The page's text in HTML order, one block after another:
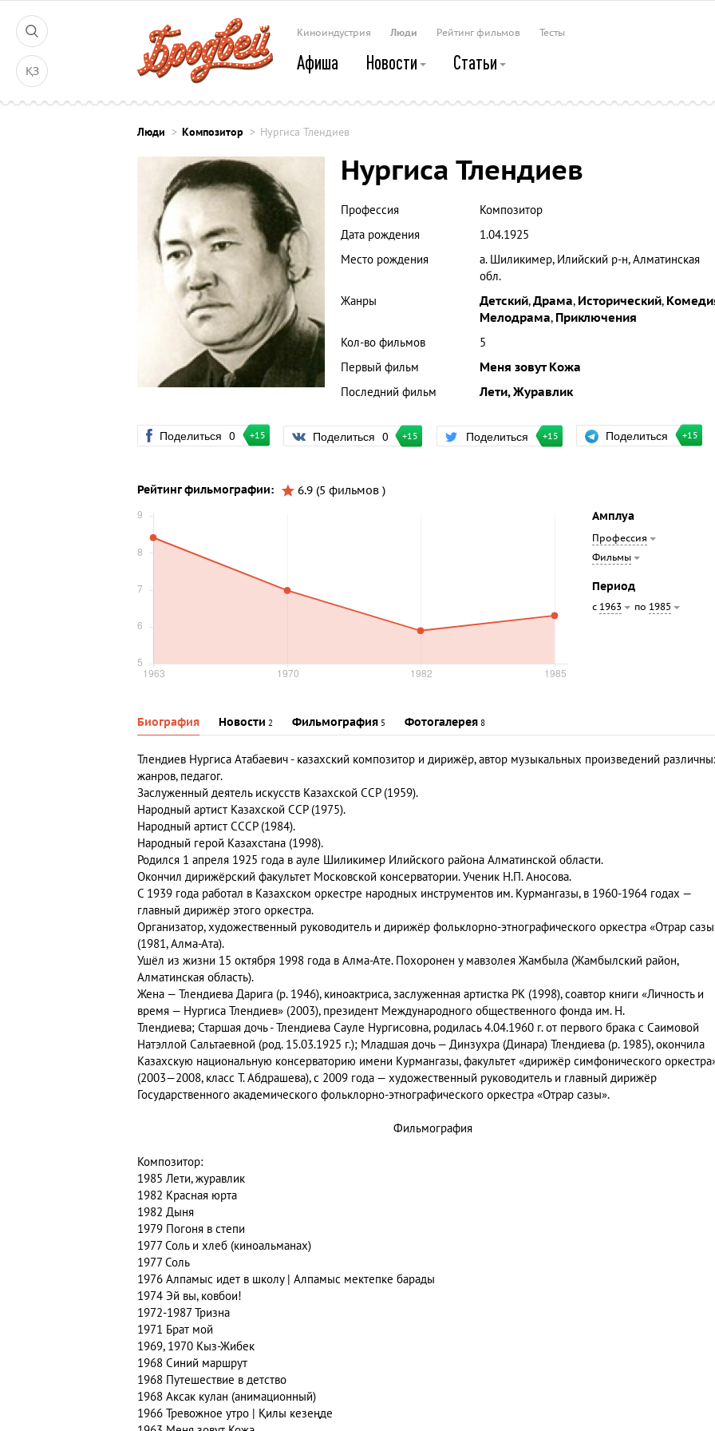
ҚЗ
Киноиндустрия Люди Рейтинг фильмов Тесты
Афиша Новости Статьи
Люди Композитор Нургиса Тлендиев
Нургиса Тлендиев
Профессия
Композитор
Дата рождения
1.04.1925
Место рождения
а. Шиликимер, Илийский р-н, Алматинская
обл.
Жанры
Детский,Драма, Исторический,
Мелодрама, Приключения
Кол-во фильмов
5
Первый фильм
Меня зовут Кожа
Последний фильм
Лети, Журавлик
Поделиться 0 +15 Поделиться 0 +15 Поделиться +15 Поделиться +15
Рейтинг фильмографии:
6.9 (5 фильмов )
Амплуа
Профессия
Фильмы
Период
с 1963 по 1985
Биография Новости 2 Фильмография 5 Фотогалерея 8
Тлендиев Нургиса Атабаевич- казахский композитор и дирижёр, автор музыкальных произведений
жанров, педагог.
Заслуженный деятель искусств Казахской ССР (1959).
Народный артист Казахской ССР (1975).
Народный артист СССР (1984).
Народный герой Казахстана (1998).
Родился 1 апреля 1925 года в ауле Шиликимер Илийского района Алматинской области.
Окончил дирижёрский факультет Московской консерватории. Ученик Н.П. Аносова.
С 1939 года работал в Казахском оркестре народных инструментов им. Курмангазы, в 1960-1964 годах —
главный дирижёр этого оркестра.
Организатор, художественный руководитель и дирижёр фольклорно-этнографического оркестра «Отрар
(1981, Алма-Ата).
Ушёл из жизни 15 октября 1998 года в Алма-Ате. Похоронен у мавзолея Жамбыла (Жамбылский район,
Алматинская область).
Жена — Тлендиева Дарига (р. 1946), киноактриса, заслуженная артистка РК (1998), соавтор книги «Личность и
время — Нургиса Тлендиев» (2003), президент Международного общественного фонда им. Н.
Тлендиева; Старшая дочь -Тлендиева Сауле Нургисовна, родилась 4.04.1960 г. от первого брака с Саимовой
Натэллой Сальтаевной (род. 15.03.1925 г.); Младшая дочь — Динзухра (Динара) Тлендиева (р. 1985), окончила
Казахскую национальную консерваторию имени Курмангазы, факультет «дирижёр симфонического
(2003—2008, класс Т. Абдрашева), с 2009 года — художественный руководитель и главный дирижёр
Государственного академического фольклорно-этнографического оркестра «Отрар сазы».
Фильмография
Композитор:
1985 Лети, журавлик
1982 Красная юрта
1982 Дыня
1979 Погоня в степи
1977 Соль и хлеб (киноальманах)
1977 Соль
1976 Алпамыс идет в школу | Алпамыс мектепке барады
1974 Эй вы, ковбои!
1972-1987 Тризна
1971 Брат мой
1969, 1970 Кыз-Жибек
1968 Синий маршрут
1968 Путешествие в детство
1968 Аксак кулан (анимационный)
1966 Тревожное утро | Қилы кезеңде